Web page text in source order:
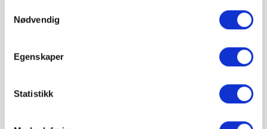
Nødvendig
Egenskaper
Statistikk
Ja
Nei